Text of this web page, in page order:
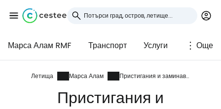
Марса Алам RMF Транспорт Услуги Още
Летища Марса Алам Пристигания и заминавания
Пристигания и
Влезте в Cestee
... световната общност на туристите